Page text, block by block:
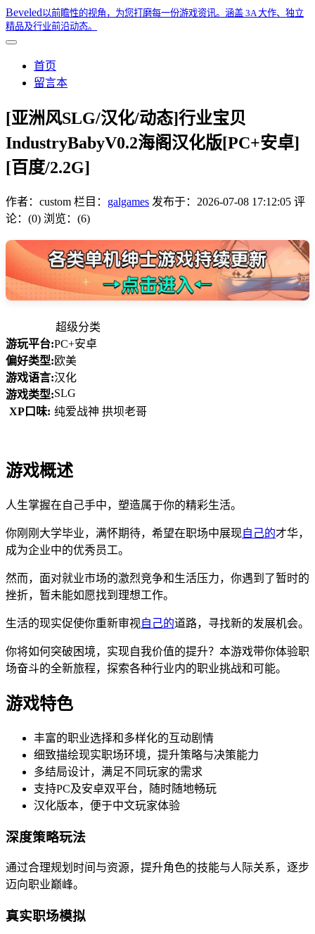
Beveled以前瞻性的视角，为您打磨每一份游戏资讯。涵盖 3A 大作、独立
精品及行业前沿动态。
首页
留言本
[亚洲风SLG/汉化/动态]行业宝贝
IndustryBabyV0.2海阁汉化版[PC+安卓]
[百度/2.2G]
作者： custom 栏目： galgames 发布于： 2026-07-08 17:12:05 评
论：(0) 浏览：(6)
超级分类
游玩平台:PC+安卓
偏好类型:欧美
游戏语言:汉化
游戏类型:SLG
XP口味: 纯爱战神 拱坝老哥
游戏概述
人生掌握在自己手中，塑造属于你的精彩生活。
你刚刚大学毕业，满怀期待，希望在职场中展现自己的才华，
成为企业中的优秀员工。
然而，面对就业市场的激烈竞争和生活压力，你遇到了暂时的
挫折，暂未能如愿找到理想工作。
生活的现实促使你重新审视自己的道路，寻找新的发展机会。
你将如何突破困境，实现自我价值的提升？本游戏带你体验职
场奋斗的全新旅程，探索各种行业内的职业挑战和可能。
游戏特色
丰富的职业选择和多样化的互动剧情
细致描绘现实职场环境，提升策略与决策能力
多结局设计，满足不同玩家的需求
支持PC及安卓双平台，随时随地畅玩
汉化版本，便于中文玩家体验
深度策略玩法
通过合理规划时间与资源，提升角色的技能与人际关系，逐步
迈向职业巅峰。
真实职场模拟